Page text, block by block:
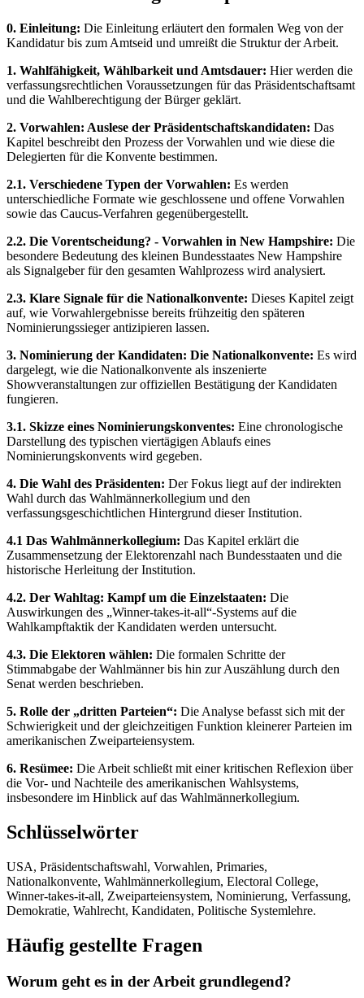
0. Einleitung: Die Einleitung erläutert den formalen Weg von der
Kandidatur bis zum Amtseid und umreißt die Struktur der Arbeit.
1. Wahlfähigkeit, Wählbarkeit und Amtsdauer: Hier werden die
verfassungsrechtlichen Voraussetzungen für das Präsidentschaftsamt
und die Wahlberechtigung der Bürger geklärt.
2. Vorwahlen: Auslese der Präsidentschaftskandidaten: Das
Kapitel beschreibt den Prozess der Vorwahlen und wie diese die
Delegierten für die Konvente bestimmen.
2.1. Verschiedene Typen der Vorwahlen: Es werden
unterschiedliche Formate wie geschlossene und offene Vorwahlen
sowie das Caucus-Verfahren gegenübergestellt.
2.2. Die Vorentscheidung? - Vorwahlen in New Hampshire: Die
besondere Bedeutung des kleinen Bundesstaates New Hampshire
als Signalgeber für den gesamten Wahlprozess wird analysiert.
2.3. Klare Signale für die Nationalkonvente: Dieses Kapitel zeigt
auf, wie Vorwahlergebnisse bereits frühzeitig den späteren
Nominierungssieger antizipieren lassen.
3. Nominierung der Kandidaten: Die Nationalkonvente: Es wird
dargelegt, wie die Nationalkonvente als inszenierte
Showveranstaltungen zur offiziellen Bestätigung der Kandidaten
fungieren.
3.1. Skizze eines Nominierungskonventes: Eine chronologische
Darstellung des typischen viertägigen Ablaufs eines
Nominierungskonvents wird gegeben.
4. Die Wahl des Präsidenten: Der Fokus liegt auf der indirekten
Wahl durch das Wahlmännerkollegium und den
verfassungsgeschichtlichen Hintergrund dieser Institution.
4.1 Das Wahlmännerkollegium: Das Kapitel erklärt die
Zusammensetzung der Elektorenzahl nach Bundesstaaten und die
historische Herleitung der Institution.
4.2. Der Wahltag: Kampf um die Einzelstaaten: Die
Auswirkungen des „Winner-takes-it-all“-Systems auf die
Wahlkampftaktik der Kandidaten werden untersucht.
4.3. Die Elektoren wählen: Die formalen Schritte der
Stimmabgabe der Wahlmänner bis hin zur Auszählung durch den
Senat werden beschrieben.
5. Rolle der „dritten Parteien“: Die Analyse befasst sich mit der
Schwierigkeit und der gleichzeitigen Funktion kleinerer Parteien im
amerikanischen Zweiparteiensystem.
6. Resümee: Die Arbeit schließt mit einer kritischen Reflexion über
die Vor- und Nachteile des amerikanischen Wahlsystems,
insbesondere im Hinblick auf das Wahlmännerkollegium.
Schlüsselwörter
USA, Präsidentschaftswahl, Vorwahlen, Primaries,
Nationalkonvente, Wahlmännerkollegium, Electoral College,
Winner-takes-it-all, Zweiparteiensystem, Nominierung, Verfassung,
Demokratie, Wahlrecht, Kandidaten, Politische Systemlehre.
Häufig gestellte Fragen
Worum geht es in der Arbeit grundlegend?